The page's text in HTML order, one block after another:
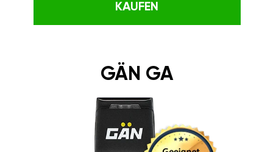
KAUFEN
GÄN GA